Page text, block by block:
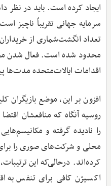
ایجاد کرده است. باید در نظر
سرمایه جهانی تقریباً ناچیز
تعداد انگشت‌شماری از
محدود شده است. فعال شدن
اقدامات ایالات‌متحده
افزون بر این، موضع
روسیه آنگاه که منافعشان
را نادیده گرفته و
محلی و شرکت‌های صوری را
کرده‌اند. درحالی‌که این
اکسیژن کافی برای تنفس به